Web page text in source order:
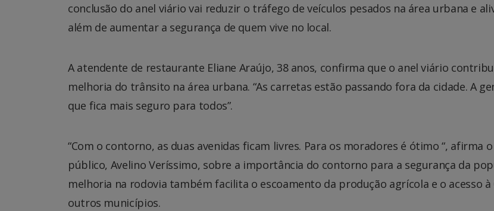
conclusão do anel viário vai reduzir o tráfego de veículos pesados na área urbana e
além de aumentar a segurança de quem vive no local.
A atendente de restaurante Eliane Araújo, 38 anos, confirma que o anel viário
melhoria do trânsito na área urbana. “As carretas estão passando fora da cidade. A
que fica mais seguro para todos”.
“Com o contorno, as duas avenidas ficam livres. Para os moradores é ótimo “, afirma
público, Avelino Veríssimo, sobre a importância do contorno para a segurança da
melhoria na rodovia também facilita o escoamento da produção agrícola e o acesso à
outros municípios.